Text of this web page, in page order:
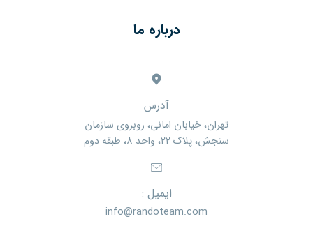
درباره ما
آدرس
تهران، خیابان امانی، روبروی سازمان
سنجش، پلاک ۲۲، واحد ۸، طبقه دوم
ایمیل :
info@randoteam.com